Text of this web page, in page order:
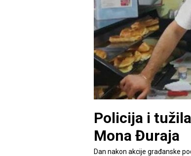
Policija i
Mona Đuraja
Dan nakon akcije građanske